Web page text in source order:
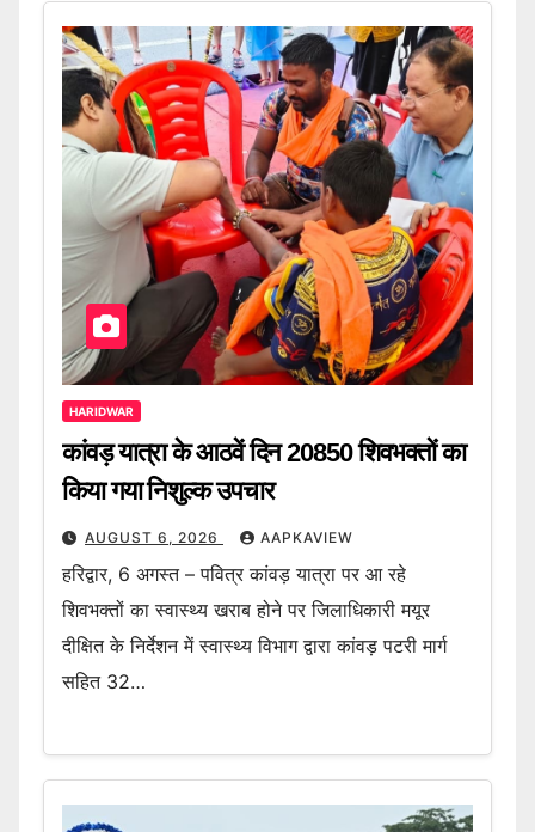
HARIDWAR
कांवड़ यात्रा के आठवें दिन 20850 शिवभक्तों का
किया गया निशुल्क उपचार
AUGUST 6, 2026 AAPKAVIEW
हरिद्वार, 6 अगस्त – पवित्र कांवड़ यात्रा पर आ रहे
शिवभक्तों का स्वास्थ्य खराब होने पर जिलाधिकारी मयूर
दीक्षित के निर्देशन में स्वास्थ्य विभाग द्वारा कांवड़ पटरी मार्ग
सहित 32…